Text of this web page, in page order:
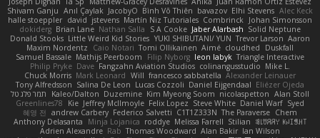
Shivam Ganju Anıl Çaylak JacobyO Bình Võ Thiên bavazov Elhi Stevens Alec Keck
halle stoeppler david jstevens Martín Niz Tutoriales Combrinck Johan Simonsson
dokiderg Brian Lane Nathan Salla S A Cooke Jaber Alarbash Solid Neptune
Donald Stooks Little Weird Kid Stories YUKI SHIBUTANI/ YUN Trevor Larson Aaron
Maxim Nordentz
Caio Notari Tomi Ollikainen Aimé cloudhed
Duskfall
Samuel Bassale Mathijs Peerboom Filip Nyborg leon labyk Triangle Interactive
Philip Pryke Dave Fangzahn Aviation Studios colinangusstudio Mike L.
Chuck Morris Mark Leonard Will francesco sabbatella Alexander Leinauer
Tony Alfredsson Salina De Leon Lucas Cozzoli Daniel Eijgendaal Eliézer Ojeda
תמר פלג טל
Kaleo/Dalton Duzemine Kim Myeong Soom nicolaspetton Alan Stoll
Greenlines78
Kie Jeffrey McIlmoyle Felix Lopez Steve White Daniel Warf Syed
혜영 전 andrew Carbery Federico Salvetti C1T1Z333N The Paraverse Chem
Anthony Delasanta
Minja Lojanica roddye Melissa Farrell Stilian ꌃ꒒ꀎꋪꋪꌩ ꀘꈤꀤꁅꃅ꓄
Adrien Alexandre Rab Thomas Woodward Alan Bakir Ian Wilson